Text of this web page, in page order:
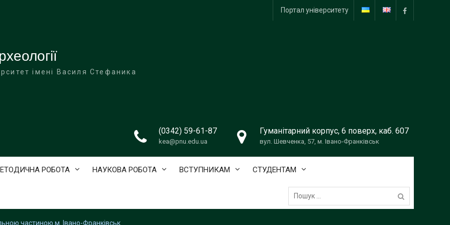
facebook
Портал університету
імені Василя Стефаника
(0342) 59-61-87
kea@pnu.edu.ua
Гуманітарний корпус, 6 поверх, каб. 607
вул. Шевченка, 57, м. Івано-Франківськ
РОБОТА НАУКОВА РОБОТА ВСТУПНИКАМ СТУДЕНТАМ
Пошук:
частиною м. Івано-Франківськ